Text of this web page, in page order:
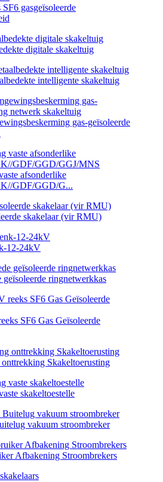
gasgeïsoleerde
digitale skakeltuig
intelligente skakeltuig
gas-geïsoleerde
afsonderlike
GDF/GGD/G...
skakelaar (vir RMU)
12-24kV
geïsoleerde ringnetwerkkas
SF6 Gas Geïsoleerde
Skakeltoerusting
skakeltoestelle
vakuum stroombreker
Afbakening Stroombrekers